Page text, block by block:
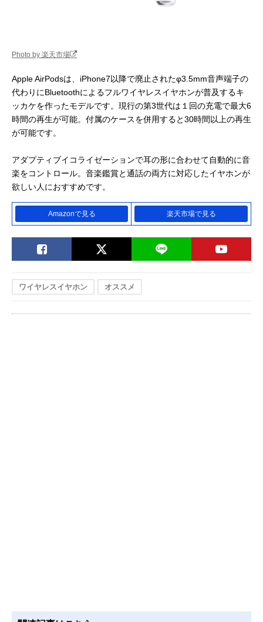
Photo by 楽天市場
Apple AirPodsは、iPhone7以降で廃止されたφ3.5mm音声端子の
代わりにBluetoothによるフルワイヤレスイヤホンが普及するキ
ッカケを作ったモデルです。現行の第3世代は１回の充電で最大6
時間の再生が可能。付属のケースを併用すると30時間以上の再生
が可能です。
アダプティブイコライゼーションで耳の形に合わせて自動的に音
楽をコントロール。音楽鑑賞と通話の両方に対応したイヤホンが
欲しい人におすすめです。
Amazonで見る 楽天市場で見る
ワイヤレスイヤホン オススメ